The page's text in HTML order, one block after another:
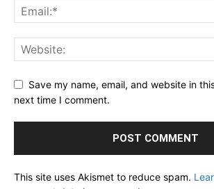
Save my name, email, and website in
next time I comment.
This site uses Akismet to reduce spam.